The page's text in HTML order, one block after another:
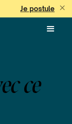
Je postule
ce